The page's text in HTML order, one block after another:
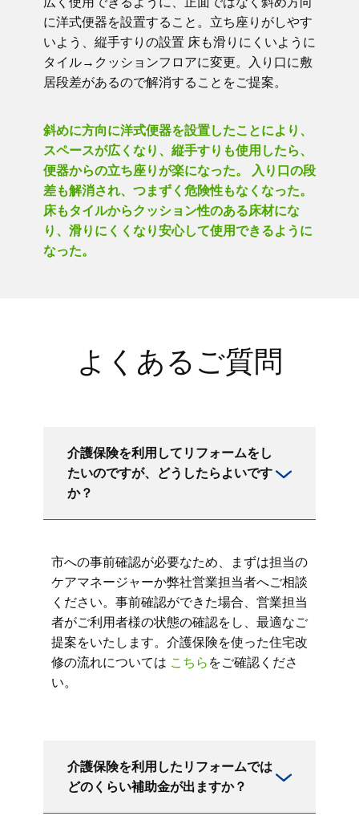
に洋式便器を設置すること。立ち座りがしやす
いよう、縦手すりの設置 床も滑りにくいように
タイル→クッションフロアに変更。入り口に敷
居段差があるので解消することをご提案。
斜めに方向に洋式便器を設置したことにより、
スペースが広くなり、縦手すりも使用したら、
便器からの立ち座りが楽になった。 入り口の段
差も解消され、つまずく危険性もなくなった。
床もタイルからクッション性のある床材にな
り、滑りにくくなり安心して使用できるように
なった。
よくあるご質問
介護保険を利用してリフォームをし
たいのですが、どうしたらよいです
か？
市への事前確認が必要なため、まずは担当の
ケアマネージャーか弊社営業担当者へご相談
ください。事前確認ができた場合、営業担当
者がご利用者様の状態の確認をし、最適なご
提案をいたします。介護保険を使った住宅改
修の流れについては こちらをご確認くださ
い。
介護保険を利用したリフォームでは
どのくらい補助金が出ますか？